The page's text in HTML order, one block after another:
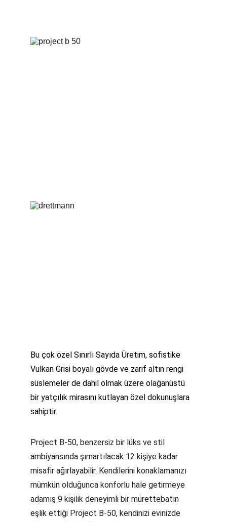
Bu çok özel Sınırlı Sayıda Üretim, sofistike
Vulkan Grisi boyalı gövde ve zarif altın rengi
süslemeler de dahil olmak üzere olağanüstü
bir yatçılık mirasını kutlayan özel dokunuşlara
sahiptir.
Project B-50, benzersiz bir lüks ve stil
ambiyansında şımartılacak 12 kişiye kadar
misafir ağırlayabilir. Kendilerini konaklamanızı
mümkün olduğunca konforlu hale getirmeye
adamış 9 kişilik deneyimli bir mürettebatın
eşlik ettiği Project B-50, kendinizi evinizde